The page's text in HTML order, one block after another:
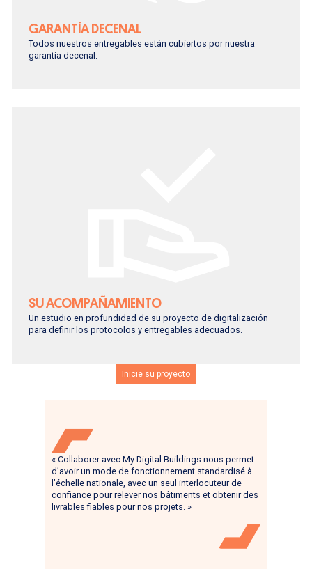
GARANTÍA DECENAL
Todos nuestros entregables están cubiertos por nuestra
garantía decenal.
SU ACOMPAÑAMIENTO
Un estudio en profundidad de su proyecto de digitalización
para definir los protocolos y entregables adecuados.
Inicie su proyecto
« Collaborer avec My Digital Buildings nous permet
d’avoir un mode de fonctionnement standardisé à
l’échelle nationale, avec un seul interlocuteur de
confiance pour relever nos bâtiments et obtenir des
livrables fiables pour nos projets. »